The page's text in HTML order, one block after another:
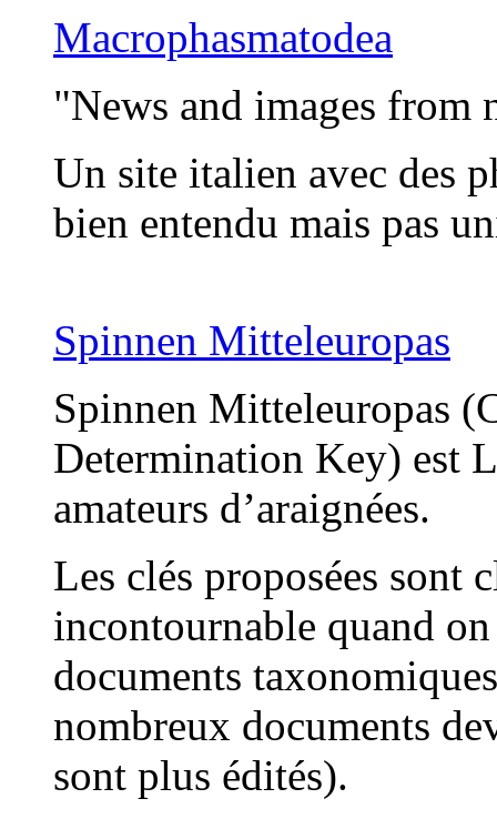
Macrophasmatodea
"News and images from
Un site italien avec des
bien entendu mais pas
Spinnen Mitteleuropas
Spinnen Mitteleuropas
Determination Key) est
amateurs d’araignées.
Les clés proposées sont
incontournable quand
documents
nombreux documents
sont plus édités).